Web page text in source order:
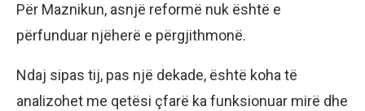
Për Maznikun, asnjë reformë nuk është e
përfunduar njëherë e përgjithmonë.
Ndaj sipas tij, pas një dekade, është koha të
analizohet me qetësi çfarë ka funksionuar mirë dhe